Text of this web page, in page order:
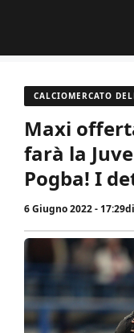
contenuto
CALCIOMERCATO
Maxi
farà la
Pogba! I
6 Giugno 2022 - 17:29di